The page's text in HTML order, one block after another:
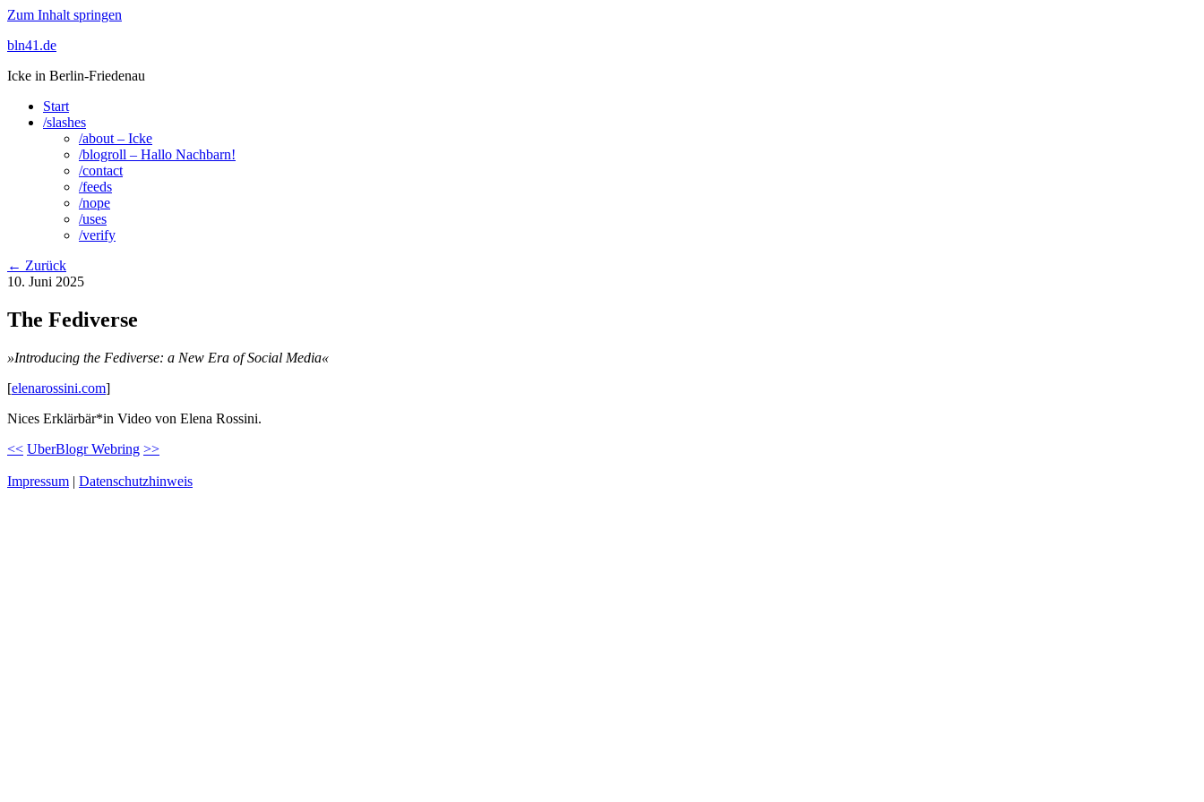
Zum Inhalt springen
bln41.de
Icke in Berlin-Friedenau
Start
/slashes
/about – Icke
/blogroll – Hallo Nachbarn!
/contact
/feeds
/nope
/uses
/verify
← Zurück
10. Juni 2025
The Fediverse
»Introducing the Fediverse: a New Era of Social Media«
[elenarossini.com]
Nices Erklärbär*in Video von Elena Rossini.
<< UberBlogr Webring >>
Impressum | Datenschutzhinweis